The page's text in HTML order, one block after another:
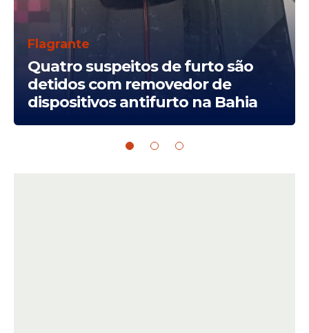
Flagrante
Quatro suspeitos de furto são
detidos com removedor de
dispositivos antifurto na Bahia